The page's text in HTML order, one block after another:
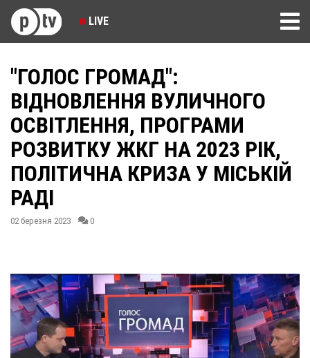
LIVE
"ГОЛОС ГРОМАД":
ВІДНОВЛЕННЯ ВУЛИЧНОГО
ОСВІТЛЕННЯ, ПРОГРАМИ
РОЗВИТКУ ЖКГ НА 2023 РІК,
ПОЛІТИЧНА КРИЗА У МІСЬКІЙ
РАДІ
02 березня 2023 0